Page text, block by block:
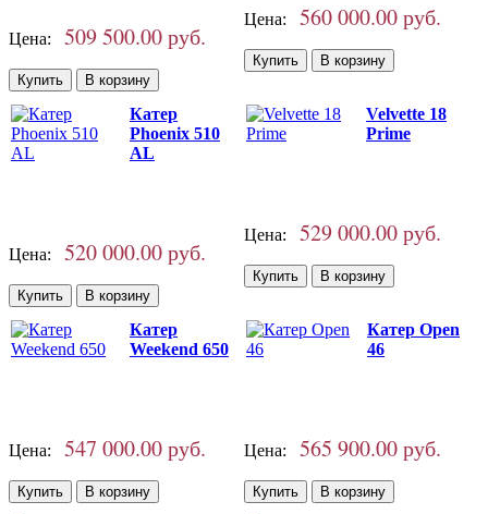
Цена: 509 500.00 руб.
Цена: 560 000.00 руб.
Катер
Phoenix 510
AL
Цена: 520 000.00 руб.
Velvette 18
Prime
Цена: 529 000.00 руб.
Катер
Weekend 650
Цена: 547 000.00 руб.
Катер Open
46
Цена: 565 900.00 руб.